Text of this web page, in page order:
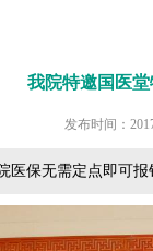
我院特邀国医
发布时间：
医保无需定点即可报